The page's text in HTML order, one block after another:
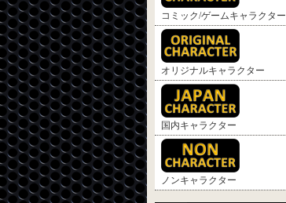
コミック/ゲームキャラクター
オリジナルキャラクター
国内キャラクター
ノンキャラクター